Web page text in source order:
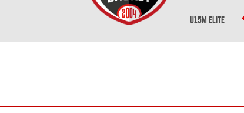
U15M ELITE